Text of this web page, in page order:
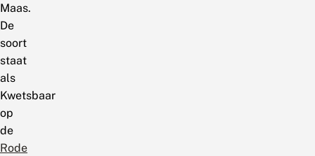
Maas.
De
soort
staat
als
Kwetsbaar
op
de
Rode